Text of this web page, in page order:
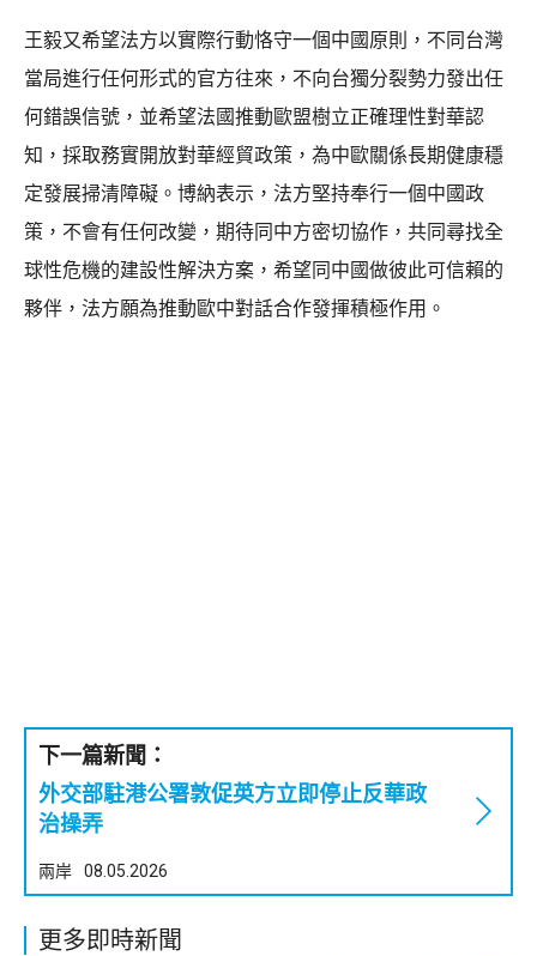
王毅又希望法方以實際行動恪守一個中國原則，不同台灣
當局進行任何形式的官方往來，不向台獨分裂勢力發出任
何錯誤信號，並希望法國推動歐盟樹立正確理性對華認
知，採取務實開放對華經貿政策，為中歐關係長期健康穩
定發展掃清障礙。博納表示，法方堅持奉行一個中國政
策，不會有任何改變，期待同中方密切協作，共同尋找全
球性危機的建設性解決方案，希望同中國做彼此可信賴的
夥伴，法方願為推動歐中對話合作發揮積極作用。
下一篇新聞：
外交部駐港公署敦促英方立即停止反華政
治操弄
兩岸 08.05.2026
更多即時新聞